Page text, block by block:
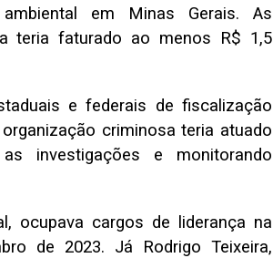
em Minas Gerais. As
teria faturado ao menos R$ 1,5
e federais de fiscalização
criminosa teria atuado
investigações e monitorando
ocupava cargos de liderança na
de 2023. Já Rodrigo Teixeira,